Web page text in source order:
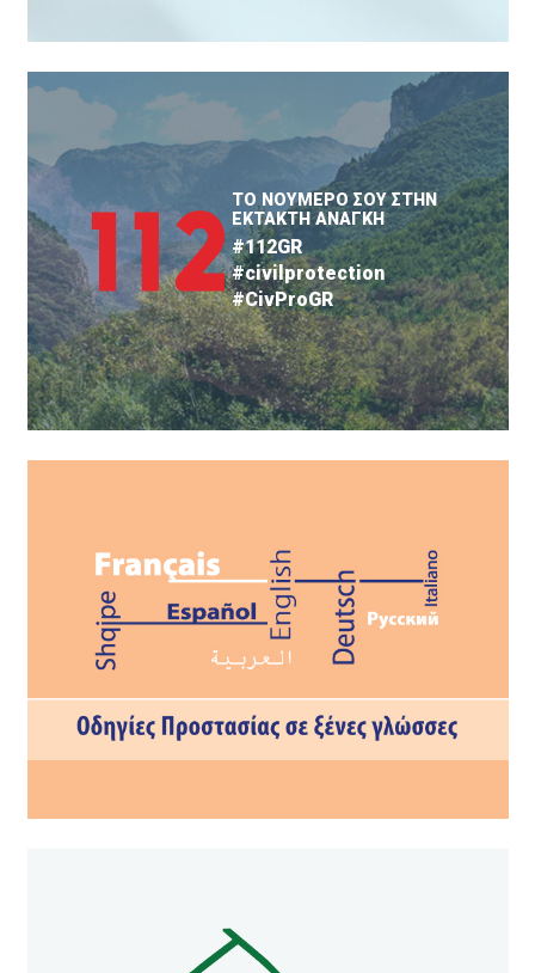
ΤΟ ΝΟΥΜΕΡΟ ΣΟΥ ΣΤΗΝ
ΕΚΤΑΚΤΗ ΑΝΑΓΚΗ
#112GR
#civilprotection
#CivProGR